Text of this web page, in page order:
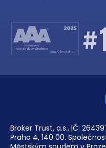
Broker Trust, a.s., IČ:
Praha 4, 140 00.